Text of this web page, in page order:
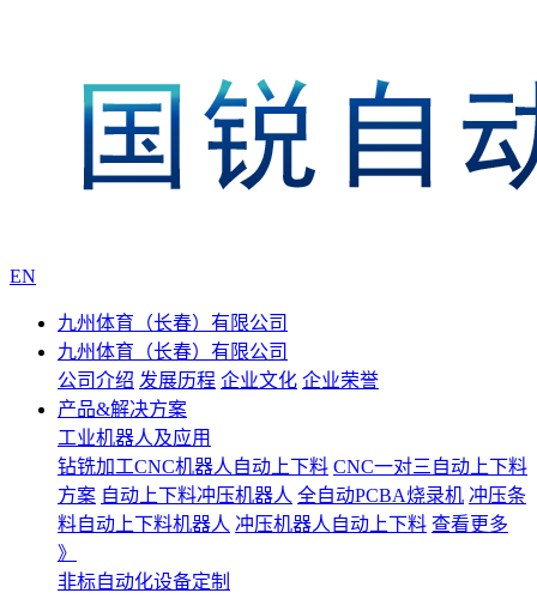
EN
九州体育（长春）有限公司
九州体育（长春）有限公司
公司介绍 发展历程 企业文化 企业荣誉
产品&解决方案
工业机器人及应用
钻铣加工CNC机器人自动上下料 CNC一对三自动上下料
方案 自动上下料冲压机器人 全自动PCBA烧录机 冲压条
料自动上下料机器人 冲压机器人自动上下料 查看更多
》
非标自动化设备定制